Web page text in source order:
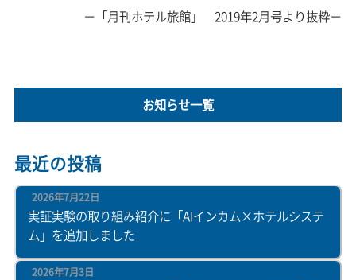
－「月刊ホテル旅館」 2019年2月号より抜粋－
お知らせ一覧
最近の投稿
実証実験の取り組み紹介に「AIインカム×ホテルシステ
ム」を追加しました
2026年7月22日
2026年7月3日